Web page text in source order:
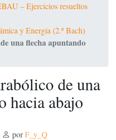
– Ejercicios resueltos
y Energía (2.º Bach)
una flecha apuntando
de una
hacia abajo
porF_y_Q